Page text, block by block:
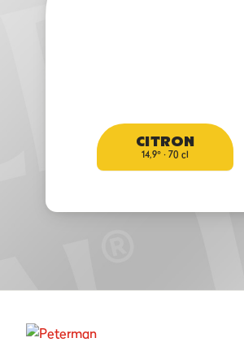
CITRON
14,9° · 70 cl